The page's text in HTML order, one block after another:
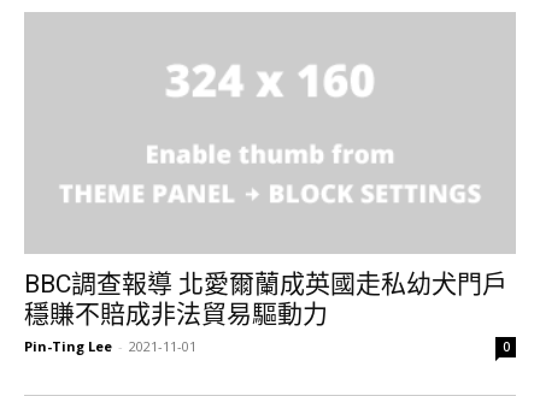
BBC調查報導 北愛爾蘭成英國走私幼犬門戶
穩賺不賠成非法貿易驅動力
Pin-Ting Lee - 2021-11-01 0